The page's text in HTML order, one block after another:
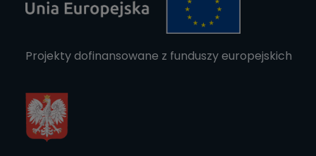
Projekty dofinansowane z funduszy europejskich